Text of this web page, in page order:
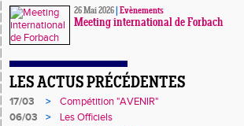
26 Mai 2026 Evènements
Meeting international de Forbach
LES ACTUS PRÉCÉDENTES
17/03 >
Compétition "AVENIR"
06/03
>
Les Officiels